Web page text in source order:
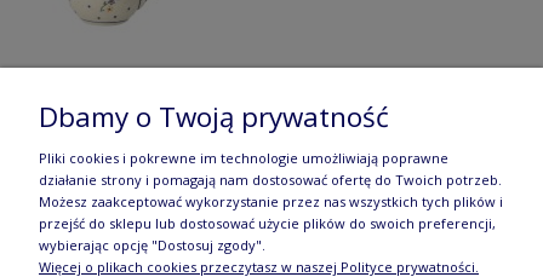
268,90 zł
POWIADOM O
Dbamy o Twoją prywatność
Pliki cookies i pokrewne im technologie umożliwiają poprawne
działanie strony i pomagają nam dostosować ofertę do Twoich potrzeb.
Możesz zaakceptować wykorzystanie przez nas wszystkich tych plików i
przejść do sklepu lub dostosować użycie plików do swoich preferencji,
wybierając opcję "Dostosuj zgody".
Więcej o plikach cookies przeczytasz w naszej Polityce prywatności.